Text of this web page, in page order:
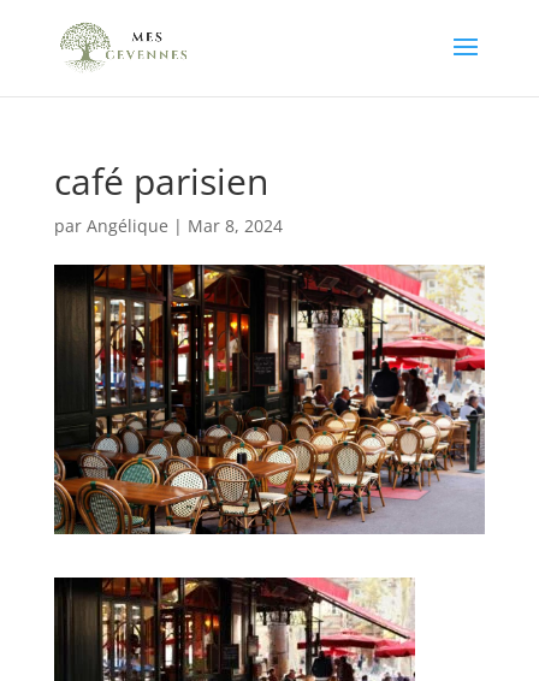
café parisien
par Angélique | Mar 8, 2024